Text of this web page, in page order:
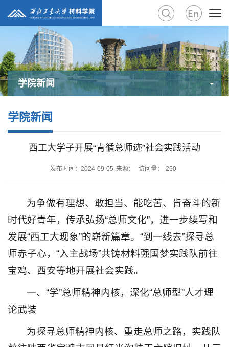
学院新闻
学院新闻
西工大学子开展“青循总师迹”社会实践活动
发布时间：2024-09-05 来源： 访问量： 250
为争做有理想、敢担当、能吃苦、肯奋斗的新
时代好青年，传承弘扬“总师文化”，进一步续写和
发展“西工大现象”的崭新篇章。“到一线去”探寻总
师赤子心，“入主战场”共铸材料强国梦实践队前往
宝鸡、西安等地开展社会实践。
一、“学”总师精神内核，深化“总师型”人才理
论武装
为探寻总师精神内核、重走总师之路，实践队